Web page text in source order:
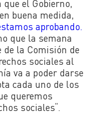
el Gobierno,
buena medida,
aprobando.
que la semana
la Comisión de
sociales al
va a poder darse
cada uno de los
queremos
sociales“.